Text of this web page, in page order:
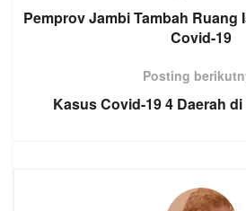
Pemprov Jambi Tambah Ruang
Covid-19
Posting
Kasus Covid-19 4 Daerah